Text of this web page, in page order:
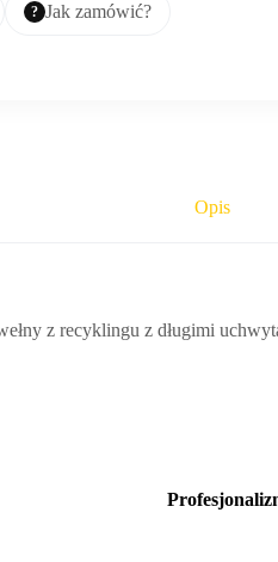
Jak zamówić?
Opis
z recyklingu z długimi